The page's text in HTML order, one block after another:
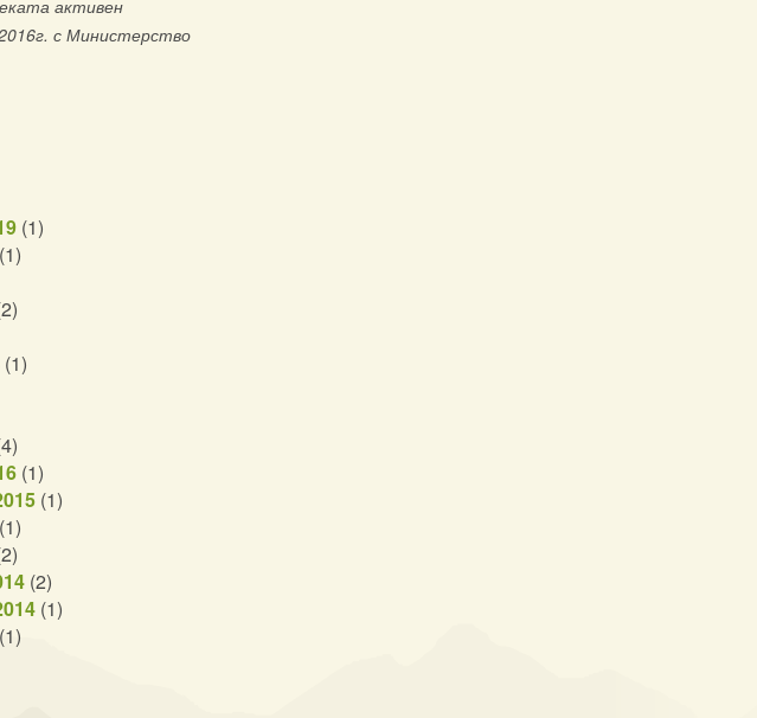
активен
с Министерство
(1)
(1)
(1)
(1)
(1)
(1)
(2)
(1)
(1)